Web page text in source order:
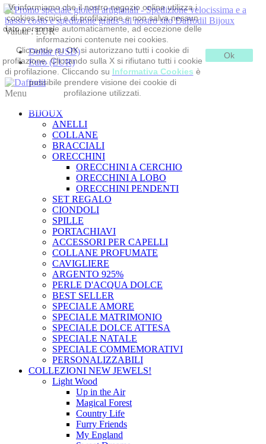
Valuta : EUR
Dollar (USD)
Euro (EUR)
Menu
BIJOUX
ANELLI
COLLANE
BRACCIALI
ORECCHINI
ORECCHINI A CERCHIO
ORECCHINI A LOBO
ORECCHINI PENDENTI
SET REGALO
CIONDOLI
SPILLE
PORTACHIAVI
ACCESSORI PER CAPELLI
COLLANE PROFUMATE
CAVIGLIERE
ARGENTO 925%
PERLE D'ACQUA DOLCE
BEST SELLER
SPECIALE AMORE
SPECIALE MATRIMONIO
SPECIALE DOLCE ATTESA
SPECIALE NATALE
SPECIALE COMMEMORATIVI
PERSONALIZZABILI
COLLEZIONI NEW JEWELS!
Light Wood
Up in the Air
Magical Forest
Country Life
Furry Friends
My England
Vi informiamo che il nostro negozio online utilizza i
cookies tecnici e di profilazione e non salva nessun
dato personale automaticamente, ad eccezione delle
informazioni contenute nei cookies.
Cliccando su OK si autorizzano tutti i cookie di
profilazione. Cliccando sulla X si rifiutano tutti i cookie
di profilazione. Cliccando su Informativa Cookies è
possibile prendere visione dei cookie di
profilazione utilizzati.
Ok